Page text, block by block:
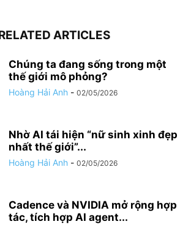
ARTICLES
Chúng ta đang sống trong một
thế giới mô phỏng?
Hoàng Hải Anh - 02/05/2026
Nhờ AI tái hiện “nữ sinh xinh đẹp
nhất thế giới”...
Hoàng Hải Anh - 02/05/2026
Cadence và NVIDIA mở rộng hợp
tác, tích hợp AI agent...